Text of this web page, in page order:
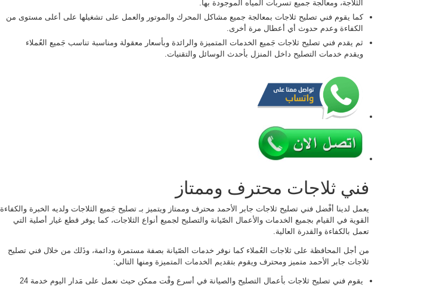
الثّلاجة، ومعالجة جميع تسربات المياه الموجودة بها.
كما يقوم فني تصليح ثلاجات بمعالجة جميع مشاكل المحرك والموتور والعمل على تشغيلها على أعلى مستوى من
الكفاءة وعدم حدوث أي أعطال مرة أخرى.
ثم يقدم فني تصليح ثلاجات جَميع الخدمات المتميزة والرائدة وبأسعار معقولة ومناسبة تناسب جَميع العُملاء
ويقدم خدمات التصليح داخل المنزل بأحدث الوسائل والتقنيات.
فني ثلاجات محترف وممتاز
يعمل لدينا أفْضل فني تصليح ثلاجات جابر الأحمد محترف وممتاز ويتميز بـ تصليح جَميع الثلاجات ولديه الخبرة والكفاءة
القوية في القيام بجميع الخدمات والأعمال الصّيانة والتصليح لجميع أنواع الثلاجات، كما يوفر قطع غيار أصلية التي
تعمل بالكفاءة والقدرة العالية.
من أجل المحافظة على ثلاجات العُملاء كما نوفر خدمات الصّيانة بصفة مستمرة ودائمة، وذَلك من خلال فني تصليح
ثلاجات جابر الأحمد متميز ومحترف ويقوم بتقديم الخدمات المتميزة ومنها التالي:
يقوم فني تصليح ثلاجات بأعمال التصليح والصيانة في أسرع وقْت ممكن حيث نعمل على مَدار اليوم خدمة 24